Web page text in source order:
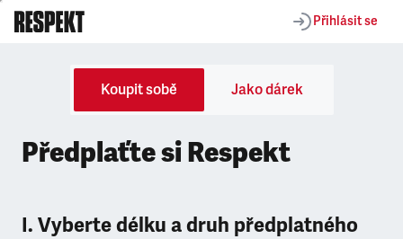
Přihlásit se
Koupit sobě Jako dárek
Předplaťte si Respekt
I. Vyberte délku a druh předplatného